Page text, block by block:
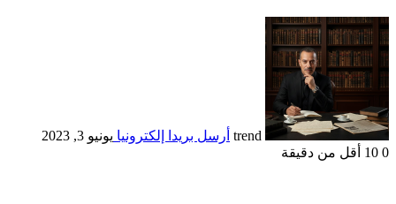
trend أرسل بريدا إلكترونيا يونيو 3, 2023
0
أقل من دقيقة